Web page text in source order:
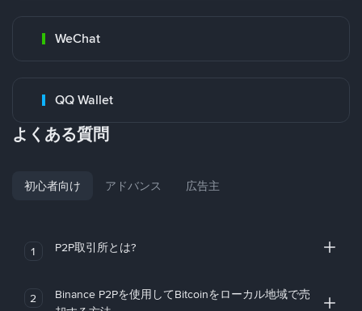
WeChat
QQ Wallet
よくある質問
初心者向け アドバンス 広告主
1 P2P取引所とは?
2
Binance P2Pを使用してBitcoinをローカル地域で売